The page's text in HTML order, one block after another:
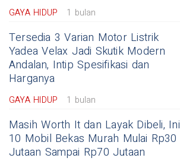
GAYA HIDUP 1 bulan
Tersedia 3 Varian Motor Listrik
Yadea Velax Jadi Skutik Modern
Andalan, Intip Spesifikasi dan
Harganya
GAYA HIDUP 1 bulan
Masih Worth It dan Layak Dibeli, Ini
10 Mobil Bekas Murah Mulai Rp30
Jutaan Sampai Rp70 Jutaan